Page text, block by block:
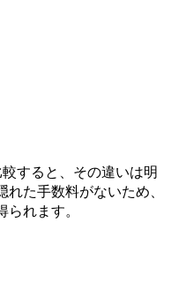
すると、その違いは明
た手数料がないため、
れます。